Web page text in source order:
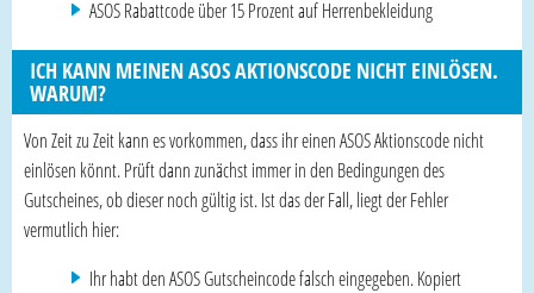
ASOS Rabattcode über 15 Prozent auf Herrenbekleidung
ICH KANN MEINEN ASOS AKTIONSCODE NICHT EINLÖSEN.
WARUM?
Von Zeit zu Zeit kann es vorkommen, dass ihr einen ASOS Aktionscode nicht
einlösen könnt. Prüft dann zunächst immer in den Bedingungen des
Gutscheines, ob dieser noch gültig ist. Ist das der Fall, liegt der Fehler
vermutlich hier:
Ihr habt den ASOS Gutscheincode falsch eingegeben. Kopiert